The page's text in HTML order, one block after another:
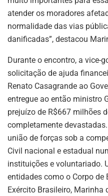
atender os moradores
normalidade das vias
danificadas”, destacou
Durante o encontro, a vice-
solicitação de ajuda
Renato Casagrande ao
entregue ao então ministro
prejuízo de R$667 milhões
completamente
união de forças sob a
Civil nacional e estadual
instituições e voluntariado.
entidades como o Corpo de
Exército Brasileiro,